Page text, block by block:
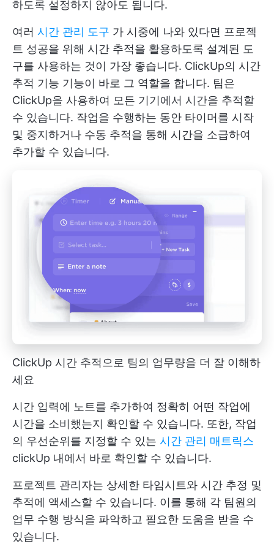
하도록 설정하지 않아도 됩니다.
여러 시간 관리 도구 가 시중에 나와 있다면 프로젝
트 성공을 위해 시간 추적을 활용하도록 설계된 도
구를 사용하는 것이 가장 좋습니다. ClickUp의 시간
추적 기능 기능이 바로 그 역할을 합니다. 팀은
ClickUp을 사용하여 모든 기기에서 시간을 추적할
수 있습니다. 작업을 수행하는 동안 타이머를 시작
및 중지하거나 수동 추적을 통해 시간을 소급하여
추가할 수 있습니다.
ClickUp 시간 추적으로 팀의 업무량을 더 잘 이해하
세요
시간 입력에 노트를 추가하여 정확히 어떤 작업에
시간을 소비했는지 확인할 수 있습니다. 또한, 작업
의 우선순위를 지정할 수 있는 시간 관리 매트릭스
clickUp 내에서 바로 확인할 수 있습니다.
프로젝트 관리자는 상세한 타임시트와 시간 추정 및
추적에 액세스할 수 있습니다. 이를 통해 각 팀원의
업무 수행 방식을 파악하고 필요한 도움을 받을 수
있습니다.